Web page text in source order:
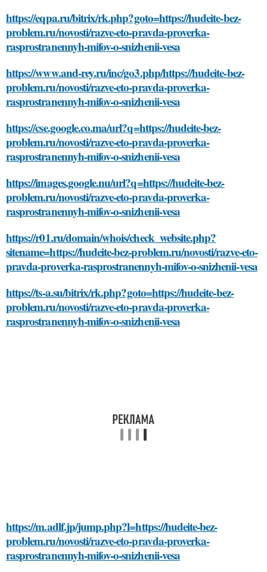
https://eqpa.ru/bitrix/rk.php?goto=https://hudeite-bez-
problem.ru/novosti/razve-eto-pravda-proverka-
rasprostranennyh-mifov-o-snizhenii-vesa
https://www.and-rey.ru/inc/go3.php/https://hudeite-bez-
problem.ru/novosti/razve-eto-pravda-proverka-
rasprostranennyh-mifov-o-snizhenii-vesa
https://cse.google.co.ma/url?q=https://hudeite-bez-
problem.ru/novosti/razve-eto-pravda-proverka-
rasprostranennyh-mifov-o-snizhenii-vesa
https://images.google.nu/url?q=https://hudeite-bez-
problem.ru/novosti/razve-eto-pravda-proverka-
rasprostranennyh-mifov-o-snizhenii-vesa
https://r01.ru/domain/whois/check_website.php?
sitename=https://hudeite-bez-problem.ru/novosti/razve-eto-
pravda-proverka-rasprostranennyh-mifov-o-snizhenii-vesa
https://ts-a.su/bitrix/rk.php?goto=https://hudeite-bez-
problem.ru/novosti/razve-eto-pravda-proverka-
rasprostranennyh-mifov-o-snizhenii-vesa
https://m.adlf.jp/jump.php?l=https://hudeite-bez-
problem.ru/novosti/razve-eto-pravda-proverka-
rasprostranennyh-mifov-o-snizhenii-vesa